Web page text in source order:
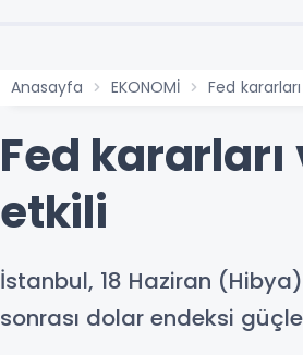
Anasayfa EKONOMİ Fed
Fed
etkili
İstanbul, 18 Haziran
sonrası dolar endeksi